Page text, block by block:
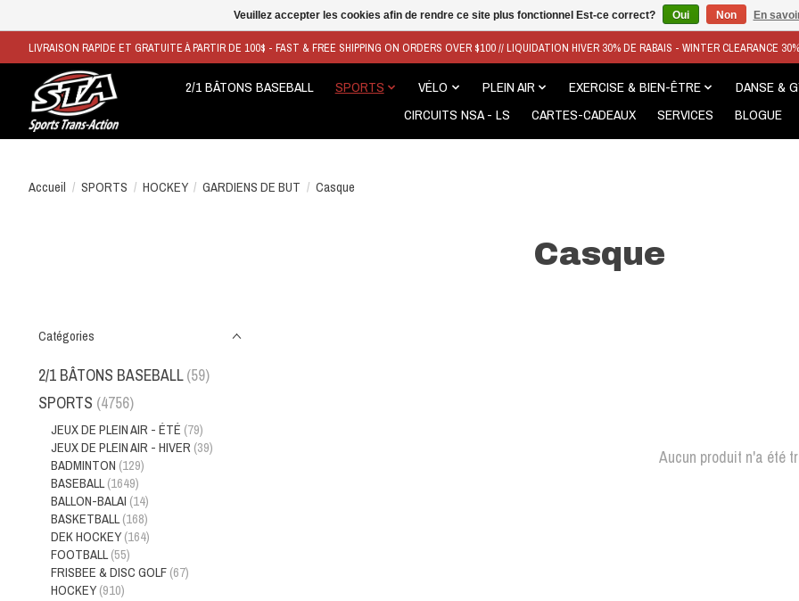
LIVRAISON RAPIDE ET GRATUITE À PARTIR DE 100$ - FAST & FREE SHIPPING ON ORDERS OVER $100 // LIQUIDATION HIVER 30% DE RABAIS - WINTER CLEARANCE
2/1 BÂTONS BASEBALL SPORTS VÉLO PLEIN AIR EXERCISE & BIEN-ÊTRE DANSE &
CIRCUITS NSA - LS
CARTES-CADEAUX SERVICES BLOGUE
Accueil / SPORTS / HOCKEY / GARDIENS DE BUT / Casque
Casque
Catégories
2/1 BÂTONS BASEBALL (59)
SPORTS (4756)
JEUX DE PLEIN AIR - ÉTÉ (79)
JEUX DE PLEIN AIR - HIVER (39)
BADMINTON (129)
BASEBALL (1649)
BALLON-BALAI (14)
BASKETBALL (168)
DEK HOCKEY (164)
FOOTBALL (55)
FRISBEE & DISC GOLF (67)
HOCKEY (910)
Aucun produit n'a été
Veuillez accepter les cookies afin de rendre ce site plus fonctionnel Est-ce correct? Oui Non En